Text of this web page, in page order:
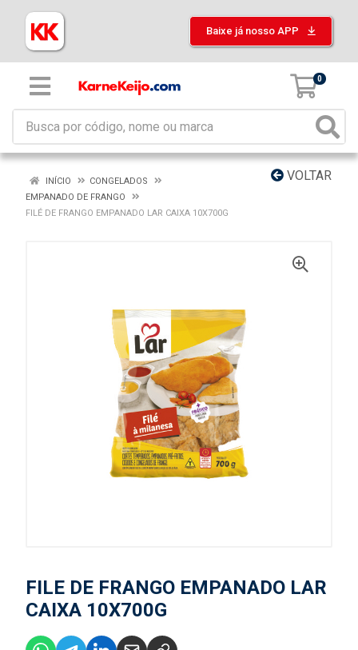
Baixe já nosso APP
0
VOLTAR
INÍCIO
CONGELADOS
EMPANADO DE FRANGO
FILÉ DE FRANGO EMPANADO LAR CAIXA 10X700G
FILE DE FRANGO EMPANADO LAR
CAIXA 10X700G